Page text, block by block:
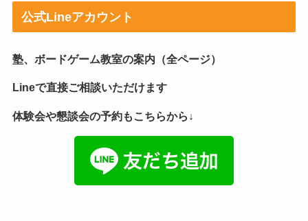
公式Lineアカウント
塾、ボードゲーム教室の案内（全ページ）
Lineで直接ご相談いただけます
体験会や懇談会の予約もこちらから↓